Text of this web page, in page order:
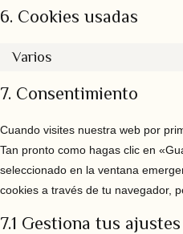
6. Cookies usadas
Varios
7. Consentimiento
Cuando visites nuestra web por
Tan pronto como hagas clic en
seleccionado en la ventana
cookies a través de tu navegador,
7.1 Gestiona tus